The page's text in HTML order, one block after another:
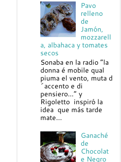
Pavo
relleno
de
Jamón,
mozzarell
a, albahaca y tomates
secos
Sonaba en la radio “la
donna é mobile qual
piuma el vento, muta d
´accento e di
pensiero…” y
Rigoletto inspiró la
idea que más tarde
mate...
Ganaché
de
Chocolat
e Negro